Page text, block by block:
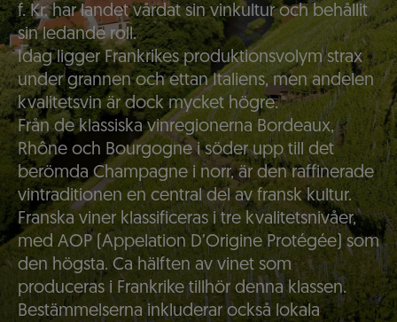
f. Kr. har landet vårdat sin vinkultur och behållit
sin ledande roll.
Idag ligger Frankrikes produktionsvolym strax
under grannen och ettan Italiens, men andelen
kvalitetsvin är dock mycket högre.
Från de klassiska vinregionerna Bordeaux,
Rhône och Bourgogne i söder upp till det
berömda Champagne i norr, är den raffinerade
vintraditionen en central del av fransk kultur.
Franska viner klassificeras i tre kvalitetsnivåer,
med AOP (Appelation D’Origine Protégée) som
den högsta. Ca hälften av vinet som
produceras i Frankrike tillhör denna klassen.
Bestämmelserna inkluderar också lokala